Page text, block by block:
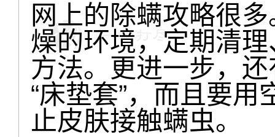
网上的除螨攻略很
燥的环境，定期清
方法。更进一步，
“床垫套”，而且要
止皮肤接触螨虫。